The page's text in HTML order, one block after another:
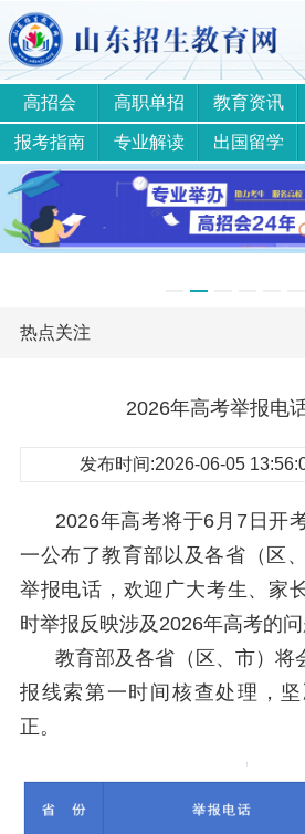
高招会 高职单招 教育资讯
报考指南 专业解读 出国留学
热点关注
2026年高考举报电
发布时间:2026-06-05
2026年高考将于6月7日开
一公布了教育部以及各省（区
举报电话，欢迎广大考生、家
时举报反映涉及2026年高考的问
教育部及各省（区、市）将
报线索第一时间核查处理，
正。